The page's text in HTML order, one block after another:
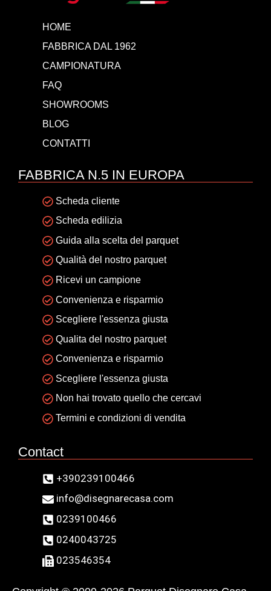
HOME
FABBRICA DAL 1962
CAMPIONATURA
FAQ
SHOWROOMS
BLOG
CONTATTI
FABBRICA N.5 IN EUROPA
Scheda cliente
Scheda edilizia
Guida alla scelta del parquet
Qualità del nostro parquet
Ricevi un campione
Convenienza e risparmio
Scegliere l'essenza giusta
Qualita del nostro parquet
Convenienza e risparmio
Scegliere l'essenza giusta
Non hai trovato quello che cercavi
Termini e condizioni di vendita
Contact
+390239100466
info@disegnarecasa.com
0239100466
0240043725
023546354